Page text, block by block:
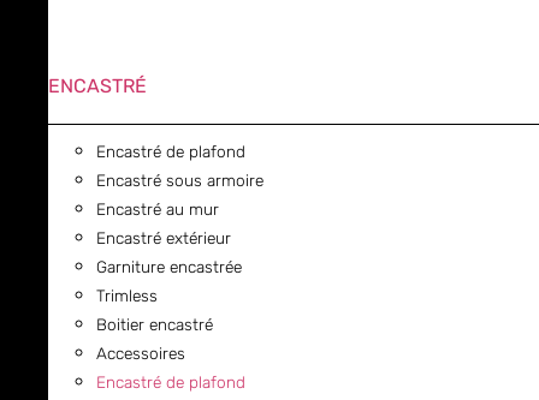
ENCASTRÉ
Encastré de plafond
Encastré sous armoire
Encastré au mur
Encastré extérieur
Garniture encastrée
Trimless
Boitier encastré
Accessoires
Encastré de plafond